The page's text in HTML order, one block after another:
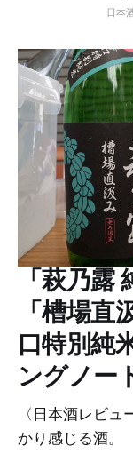
日本
「萩乃露
「槽場直
口特別純
ングノー
〈日本酒レビ
かり感じる酒。